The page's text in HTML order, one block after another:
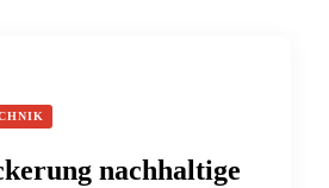
nachhaltige